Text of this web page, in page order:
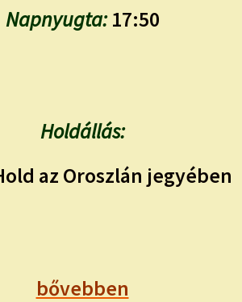
Napnyugta:17:50
Holdállás:
az Oroszlán jegyében
bővebben